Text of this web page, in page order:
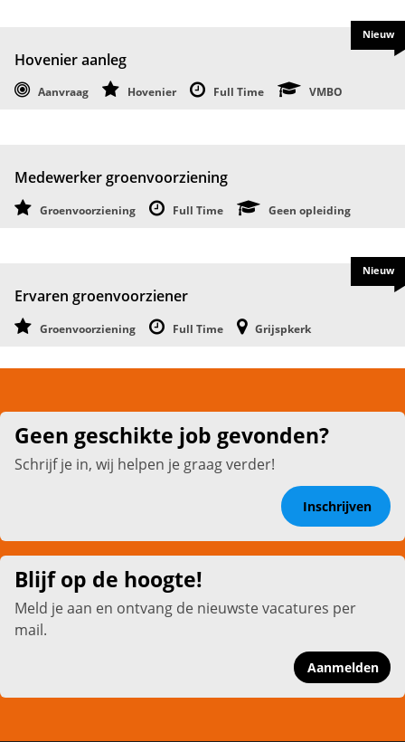
Hovenier aanleg
Aanvraag Hovenier Full Time VMBO
Nieuw
Medewerker groenvoorziening
Groenvoorziening Full Time Geen opleiding
Ervaren groenvoorziener
Groenvoorziening Full Time Grijspkerk
Nieuw
Geen geschikte job gevonden?
Schrijf je in, wij helpen je graag verder!
Inschrijven
Blijf op de hoogte!
Meld je aan en ontvang de nieuwste vacatures per
mail.
Aanmelden